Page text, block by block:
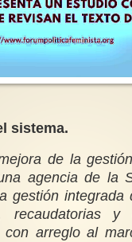
sistema.
de la
agencia de la
gestión integrada
recaudatorias
con arreglo al